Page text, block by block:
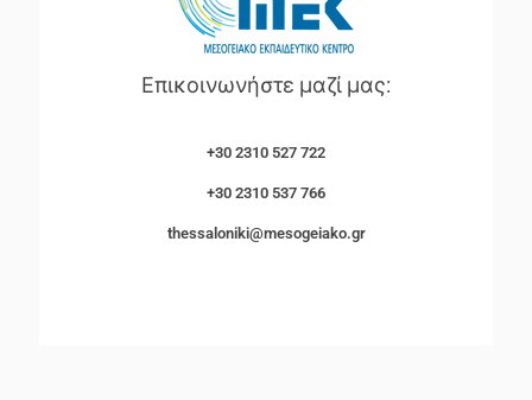
Επικοινωνήστε μαζί μας:
+30 2310 527 722
+30 2310 537 766
thessaloniki@mesogeiako.gr